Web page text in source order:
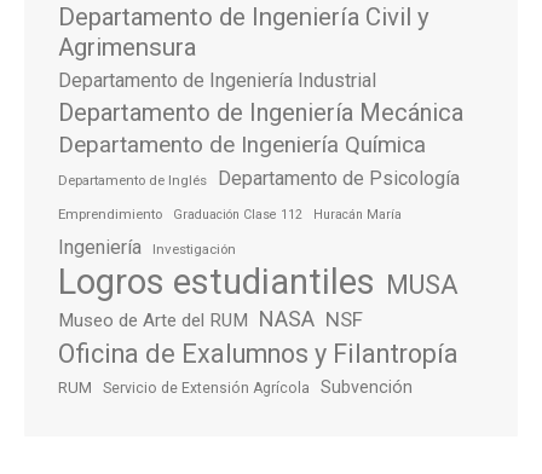
Departamento de Ingeniería Civil y
Agrimensura
Departamento de Ingeniería Industrial
Departamento de Ingeniería Mecánica
Departamento de Ingeniería Química
Departamento de Inglés Departamento de Psicología
Emprendimiento Graduación Clase 112 Huracán María
Ingeniería Investigación
Logros estudiantiles MUSA
Museo de Arte del RUM NASA NSF
Oficina de Exalumnos y Filantropía
RUM Servicio de Extensión Agrícola Subvención